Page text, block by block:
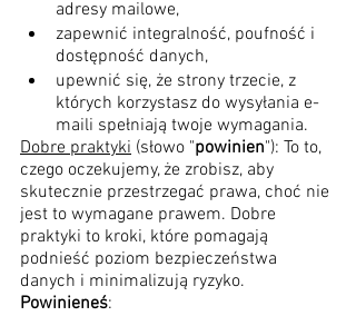
adresy mailowe,
zapewnić integralność, poufność i
dostępność danych,
upewnić się, że strony trzecie, z
których korzystasz do wysyłania e-
maili spełniają twoje wymagania.
Dobre praktyki (słowo "powinien"): To to,
czego oczekujemy, że zrobisz, aby
skutecznie przestrzegać prawa, choć nie
jest to wymagane prawem. Dobre
praktyki to kroki, które pomagają
podnieść poziom bezpieczeństwa
danych i minimalizują ryzyko.
Powinieneś: